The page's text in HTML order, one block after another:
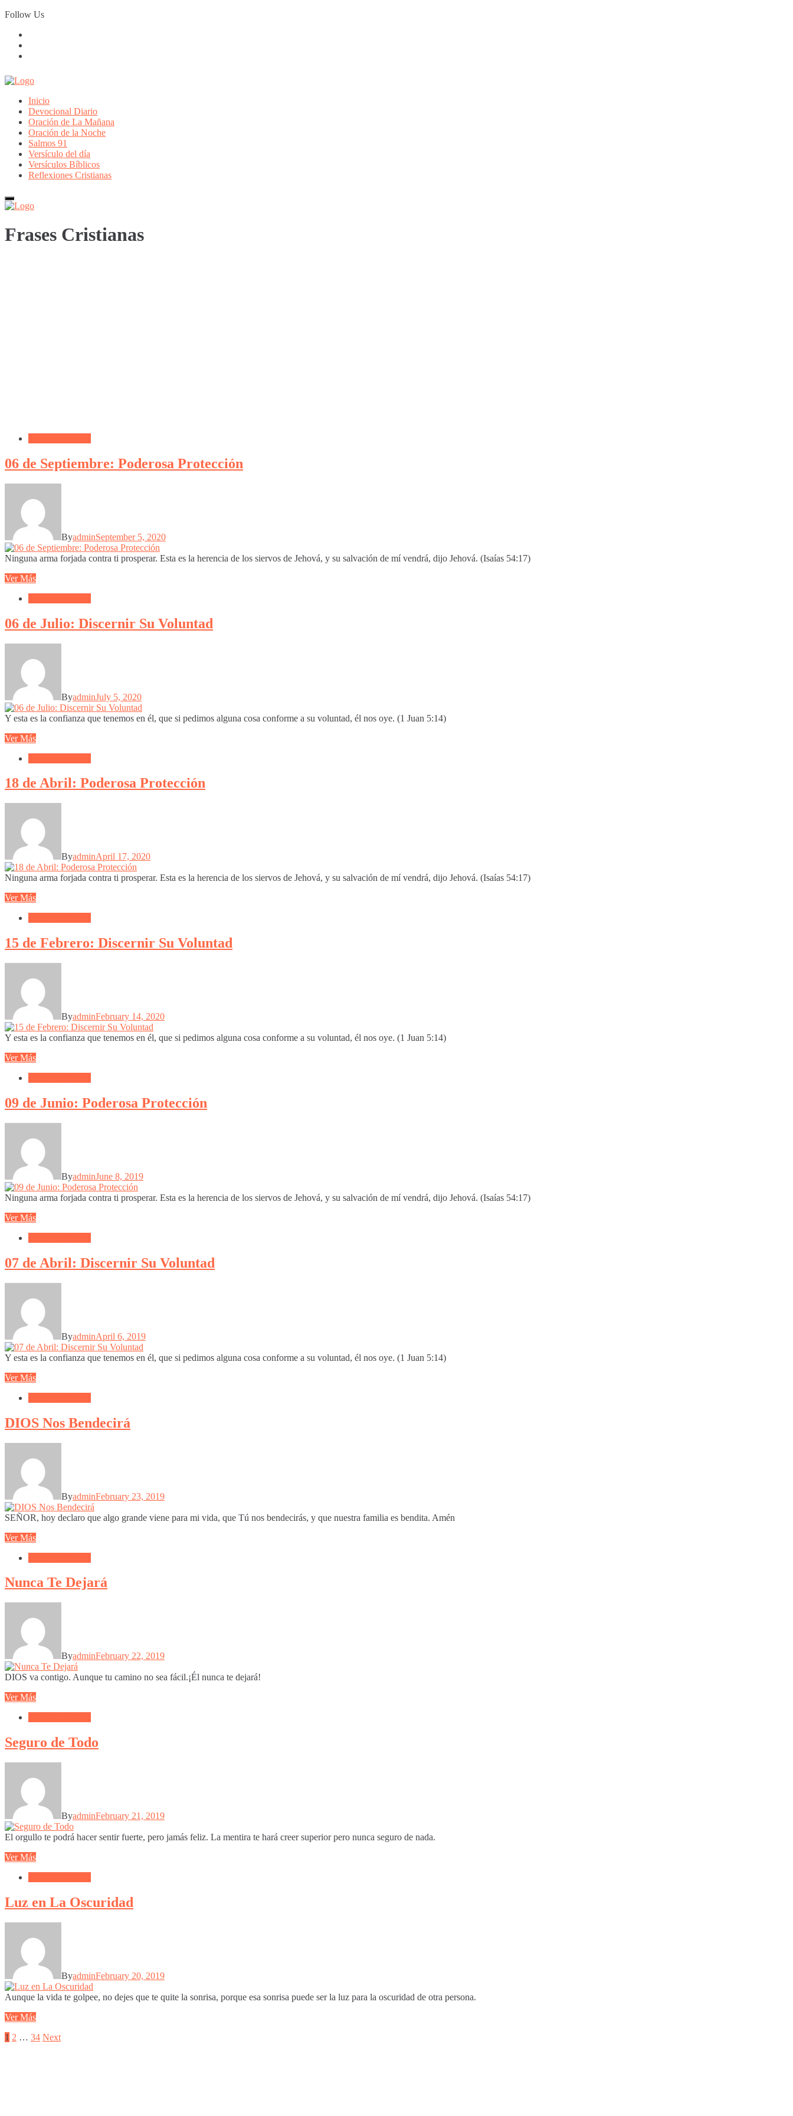
Skip
to
Follow Us
Inicio
Devocional Diario
Oración de La Mañana
Oración de la Noche
Salmos 91
Versículo del día
Versículos Bíblicos
Reflexiones Cristianas
Frases Cristianas
06 de Septiembre: Poderosa Protección
ByadminSeptember 5, 2020
Ninguna arma forjada contra ti prosperar. Esta es la herencia de los siervos de Jehová, y su salvación de mí vendrá, dijo Jehová. (Isaías 54:17)
Ver Más
06 de Julio: Discernir Su Voluntad
ByadminJuly 5, 2020
Y esta es la confianza que tenemos en él, que si pedimos alguna cosa conforme a su voluntad, él nos oye. (1 Juan 5:14)
Ver Más
18 de Abril: Poderosa Protección
ByadminApril 17, 2020
Ninguna arma forjada contra ti prosperar. Esta es la herencia de los siervos de Jehová, y su salvación de mí vendrá, dijo Jehová. (Isaías 54:17)
Ver Más
15 de Febrero: Discernir Su Voluntad
ByadminFebruary 14, 2020
Y esta es la confianza que tenemos en él, que si pedimos alguna cosa conforme a su voluntad, él nos oye. (1 Juan 5:14)
Ver Más
09 de Junio: Poderosa Protección
ByadminJune 8, 2019
Ninguna arma forjada contra ti prosperar. Esta es la herencia de los siervos de Jehová, y su salvación de mí vendrá, dijo Jehová. (Isaías 54:17)
Ver Más
07 de Abril: Discernir Su Voluntad
ByadminApril 6, 2019
Y esta es la confianza que tenemos en él, que si pedimos alguna cosa conforme a su voluntad, él nos oye. (1 Juan 5:14)
Ver Más
DIOS Nos Bendecirá
ByadminFebruary 23, 2019
SEÑOR, hoy declaro que algo grande viene para mi vida, que Tú nos bendecirás, y que nuestra familia es bendita. Amén
Ver Más
Nunca Te Dejará
ByadminFebruary 22, 2019
DIOS va contigo. Aunque tu camino no sea fácil.¡Él nunca te dejará!
Ver Más
Seguro de Todo
ByadminFebruary 21, 2019
El orgullo te podrá hacer sentir fuerte, pero jamás feliz. La mentira te hará creer superior pero nunca seguro de nada.
Ver Más
Luz en La Oscuridad
ByadminFebruary 20, 2019
Aunque la vida te golpee, no dejes que te quite la sonrisa, porque esa sonrisa puede ser la luz para la oscuridad de otra persona.
Ver Más
Posts
Page
1 Page
2 … Page
34 NextNext